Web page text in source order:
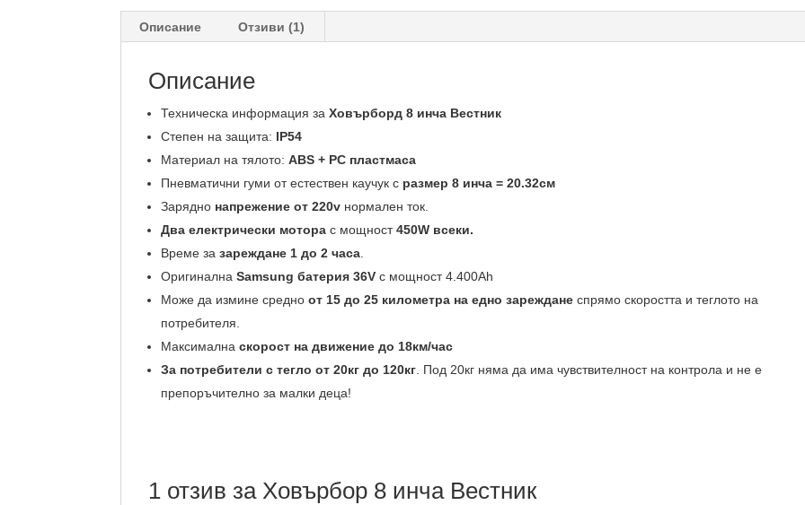
Описание Отзиви (1)
Описание
Техническа информация заХовърборд 8 инча Вестник
Степен на защита: IP54
Материал на тялото:ABS + PC пластмаса
Пневматични гуми от естествен каучук с размер 8 инча = 20.32см
Зарядно напрежение от 220v нормален ток.
Два електрически мотора с мощност450W всеки.
Време зазареждане 1 до 2 часа
ОригиналнаSamsung батерия 36V с мощност 4.400Аh
Може да измине средноот 15 до 25 километра на едно зареждане спрямо скоростта и теглото на
потребителя.
Максималнаскорост на движение до 18км/час
За потребители с тегло от 20кг до 120кг . Под 20кг няма да има чувствителност на контрола и не е
препоръчително за малки деца!
1 отзив за Ховърбор 8 инча Вестник